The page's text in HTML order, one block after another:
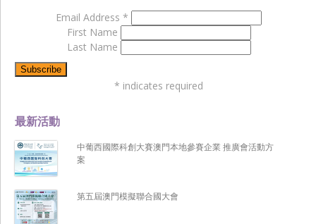
最新活動
中葡西國際科創大賽澳門本地參賽企業 推廣會活動方
案
第五屆澳門模擬聯合國大會
Email Address *
First Name
Last Name
* indicates required